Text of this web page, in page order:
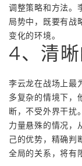
调整策略和方法。
局势中，既要有战
变化的环境。
4、清
李云龙在战场上最
多复杂的情境下，
断，不受外界干扰
力量悬殊的情况，
己的优势，精确判
全局的关系，将有